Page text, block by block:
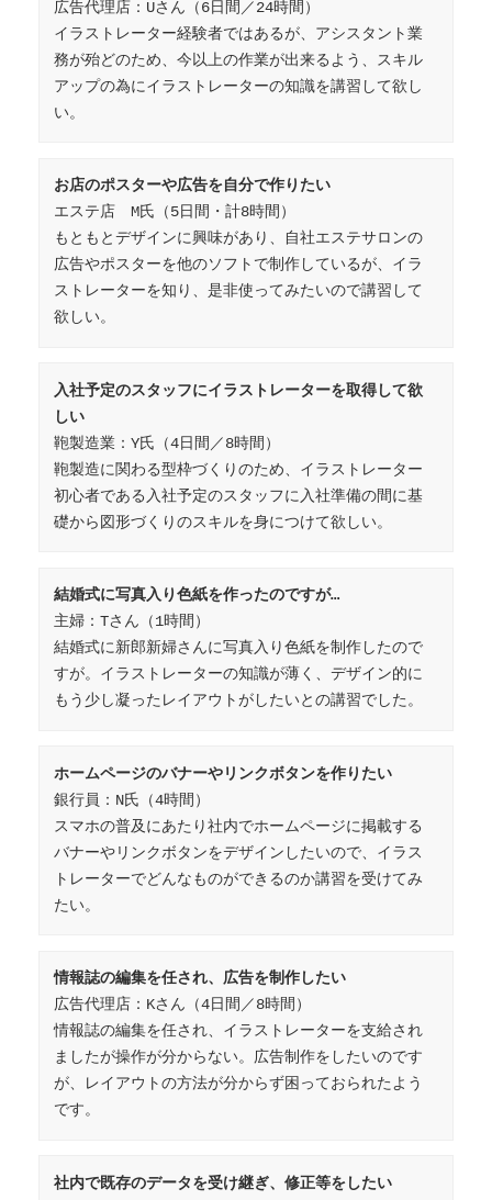
広告代理店：Uさん（6日間／24時間）
イラストレーター経験者ではあるが、アシスタント業
務が殆どのため、今以上の作業が出来るよう、スキル
アップの為にイラストレーターの知識を講習して欲し
い。
お店のポスターや広告を自分で作りたい
エステ店　M氏（5日間・計8時間）
もともとデザインに興味があり、自社エステサロンの
広告やポスターを他のソフトで制作しているが、イラ
ストレーターを知り、是非使ってみたいので講習して
欲しい。
入社予定のスタッフにイラストレーターを取得して欲
しい
鞄製造業：Y氏（4日間／8時間）
鞄製造に関わる型枠づくりのため、イラストレーター
初心者である入社予定のスタッフに入社準備の間に基
礎から図形づくりのスキルを身につけて欲しい。
結婚式に写真入り色紙を作ったのですが…
主婦：Tさん（1時間）
結婚式に新郎新婦さんに写真入り色紙を制作したので
すが。イラストレーターの知識が薄く、デザイン的に
もう少し凝ったレイアウトがしたいとの講習でした。
ホームページのバナーやリンクボタンを作りたい
銀行員：N氏（4時間）
スマホの普及にあたり社内でホームページに掲載する
バナーやリンクボタンをデザインしたいので、イラス
トレーターでどんなものができるのか講習を受けてみ
たい。
情報誌の編集を任され、広告を制作したい
広告代理店：Kさん（4日間／8時間）
情報誌の編集を任され、イラストレーターを支給され
ましたが操作が分からない。広告制作をしたいのです
が、レイアウトの方法が分からず困っておられたよう
です。
社内で既存のデータを受け継ぎ、修正等をしたい